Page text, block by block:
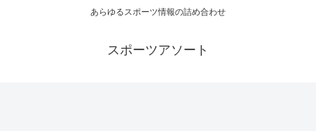
あらゆるスポーツ情報の詰め合わせ
スポーツアソート